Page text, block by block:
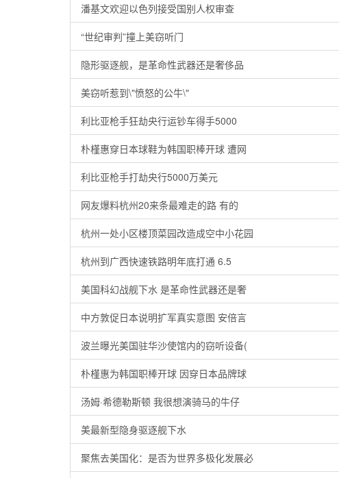
潘基文欢迎以色列接受国别人权审查
“世纪审判”撞上美窃听门
隐形驱逐舰，是革命性武器还是奢侈品
美窃听惹到\"愤怒的公牛\"
利比亚枪手狂劫央行运钞车得手5000
朴槿惠穿日本球鞋为韩国职棒开球 遭网
利比亚枪手打劫央行5000万美元
网友爆料杭州20来条最难走的路 有的
杭州一处小区楼顶菜园改造成空中小花园
杭州到广西快速铁路明年底打通 6.5
美国科幻战舰下水 是革命性武器还是奢
中方敦促日本说明扩军真实意图 安倍言
波兰曝光美国驻华沙使馆内的窃听设备(
朴槿惠为韩国职棒开球 因穿日本品牌球
汤姆·希德勒斯顿 我很想演骑马的牛仔
美最新型隐身驱逐舰下水
聚焦去美国化：是否为世界多极化发展必